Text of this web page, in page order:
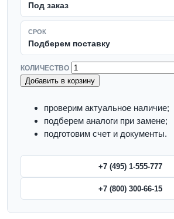
Под заказ
СРОК
Подберем поставку
КОЛИЧЕСТВО
Добавить в корзину
проверим актуальное наличие;
подберем аналоги при замене;
подготовим счет и документы.
+7 (495) 1-555-777
+7 (800) 300-66-15